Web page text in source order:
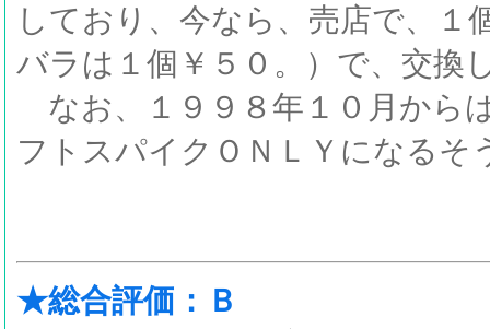
しており、今なら、売店で、１
バラは１個￥５０。）で、交換
なお、１９９８年１０月から
フトスパイクＯＮＬＹになるそ
★総合評価：Ｂ